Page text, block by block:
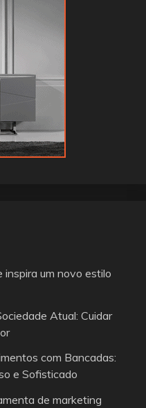
um novo estilo
Atual: Cuidar
com Bancadas:
e Sofisticado
de marketing